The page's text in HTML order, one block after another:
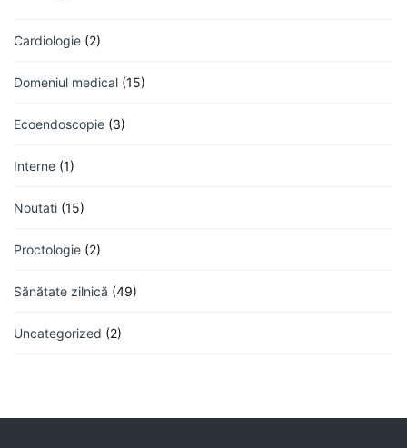
Cardiologie (2)
Domeniul medical (15)
Ecoendoscopie (3)
Interne (1)
Noutati (15)
Proctologie (2)
Sănătate zilnică (49)
Uncategorized (2)